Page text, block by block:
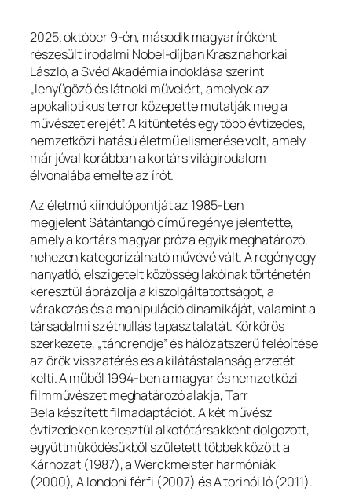
2025. október 9-én, második magyar íróként
részesült irodalmi Nobel-díjban Krasznahorkai
László, a Svéd Akadémia indoklása szerint
„lenyűgöző és látnoki műveiért, amelyek az
apokaliptikus terror közepette mutatják meg a
művészet erejét”. A kitüntetés egy több évtizedes,
nemzetközi hatású életmű elismerése volt, amely
már jóval korábban a kortárs világirodalom
élvonalába emelte az írót.
Az életmű kiindulópontját az 1985-ben
megjelentSátántangócímű regénye jelentette,
amely a kortárs magyar próza egyik meghatározó,
nehezen kategorizálható művévé vált. A regény egy
hanyatló, elszigetelt közösség lakóinak történetén
keresztül ábrázolja a kiszolgáltatottságot, a
várakozás és a manipuláció dinamikáját, valamint a
társadalmi széthullás tapasztalatát. Körkörös
szerkezete, „táncrendje” és hálózatszerű felépítése
az örök visszatérés és a kilátástalanság érzetét
kelti. A műből 1994-ben a magyar és nemzetközi
filmművészet meghatározó alakja, Tarr
Béla készített filmadaptációt. A két művész
évtizedeken keresztül alkotótársakként dolgozott,
együttműködésükből született többek között a
Kárhozat (1987), aWerckmeister harmóniák
(2000),A londoni férfi (2007) ésA torinói ló(2011).